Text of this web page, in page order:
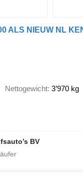
ALS NIEUW NL
Nettogewicht 3’970 kg
BV